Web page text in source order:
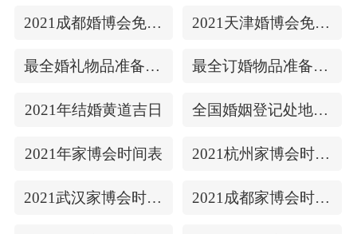
2021成都婚博会免费门票 2021天津婚博会免费门票
最全婚礼物品准备清单 最全订婚物品准备清单
2021年结婚黄道吉日 全国婚姻登记处地址/上下时间
2021年家博会时间表 2021杭州家博会时间表
2021武汉家博会时间表 2021成都家博会时间表